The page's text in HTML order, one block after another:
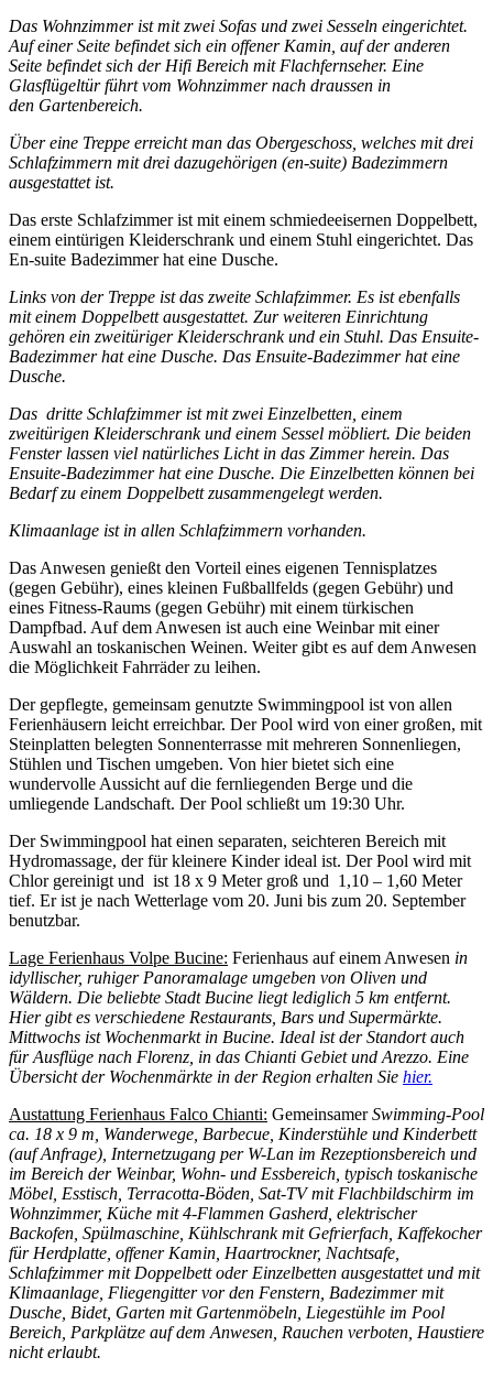
Das Wohnzimmer ist mit zwei Sofas und zwei Sesseln eingerichtet.
Auf einer Seite befindet sich ein offener Kamin, auf der anderen
Seite befindet sich der Hifi Bereich mit Flachfernseher. Eine
Glasflügeltür führt vom Wohnzimmer nach draussen in
den Gartenbereich.
Über eine Treppe erreicht man das Obergeschoss, welches mit drei
Schlafzimmern mit drei dazugehörigen (en-suite) Badezimmern
ausgestattet ist.
Das erste Schlafzimmer ist mit einem schmiedeeisernen Doppelbett,
einem eintürigen Kleiderschrank und einem Stuhl eingerichtet. Das
En-suite Badezimmer hat eine Dusche.
Links von der Treppe ist das zweite Schlafzimmer. Es ist ebenfalls
mit einem Doppelbett ausgestattet. Zur weiteren Einrichtung
gehören ein zweitüriger Kleiderschrank und ein Stuhl. Das Ensuite-
Badezimmer hat eine Dusche. Das Ensuite-Badezimmer hat eine
Dusche.
Das dritte Schlafzimmer ist mit zwei Einzelbetten, einem
zweitürigen Kleiderschrank und einem Sessel möbliert. Die beiden
Fenster lassen viel natürliches Licht in das Zimmer herein. Das
Ensuite-Badezimmer hat eine Dusche. Die Einzelbetten können bei
Bedarf zu einem Doppelbett zusammengelegt werden.
Klimaanlage ist in allen Schlafzimmern vorhanden.
Das Anwesen genießt den Vorteil eines eigenen Tennisplatzes
(gegen Gebühr), eines kleinen Fußballfelds (gegen Gebühr) und
eines Fitness-Raums (gegen Gebühr) mit einem türkischen
Dampfbad. Auf dem Anwesen ist auch eine Weinbar mit einer
Auswahl an toskanischen Weinen. Weiter gibt es auf dem Anwesen
die Möglichkeit Fahrräder zu leihen.
Der gepflegte, gemeinsam genutzte Swimmingpool ist von allen
Ferienhäusern leicht erreichbar. Der Pool wird von einer großen, mit
Steinplatten belegten Sonnenterrasse mit mehreren Sonnenliegen,
Stühlen und Tischen umgeben. Von hier bietet sich eine
wundervolle Aussicht auf die fernliegenden Berge und die
umliegende Landschaft. Der Pool schließt um 19:30 Uhr.
Der Swimmingpool hat einen separaten, seichteren Bereich mit
Hydromassage, der für kleinere Kinder ideal ist. Der Pool wird mit
Chlor gereinigt und ist 18 x 9 Meter groß und 1,10 – 1,60 Meter
tief. Er ist je nach Wetterlage vom 20. Juni bis zum 20. September
benutzbar.
Lage Ferienhaus Volpe Bucine: Ferienhaus auf einem Anwesen in
idyllischer, ruhiger Panoramalage umgeben von Oliven und
Wäldern. Die beliebte Stadt Bucine liegt lediglich 5 km entfernt.
Hier gibt es verschiedene Restaurants, Bars und Supermärkte.
Mittwochs ist Wochenmarkt in Bucine. Ideal ist der Standort auch
für Ausflüge nach Florenz, in das Chianti Gebiet und Arezzo. Eine
Übersicht der Wochenmärkte in der Region erhalten Sie hier.
Austattung Ferienhaus Falco Chianti: GemeinsamerSwimming-Pool
ca. 18 x 9 m, Wanderwege, Barbecue, Kinderstühle und Kinderbett
(auf Anfrage), Internetzugang per W-Lan im Rezeptionsbereich und
im Bereich der Weinbar, Wohn- und Essbereich, typisch toskanische
Möbel, Esstisch, Terracotta-Böden, Sat-TV mit Flachbildschirm im
Wohnzimmer, Küche mit 4-Flammen Gasherd, elektrischer
Backofen, Spülmaschine, Kühlschrank mit Gefrierfach, Kaffekocher
für Herdplatte, offener Kamin, Haartrockner, Nachtsafe,
Schlafzimmer mit Doppelbett oder Einzelbetten ausgestattet und mit
Klimaanlage, Fliegengitter vor den Fenstern, Badezimmer mit
Dusche, Bidet, Garten mit Gartenmöbeln, Liegestühle im Pool
Bereich, Parkplätze auf dem Anwesen, Rauchen verboten, Haustiere
nicht erlaubt.